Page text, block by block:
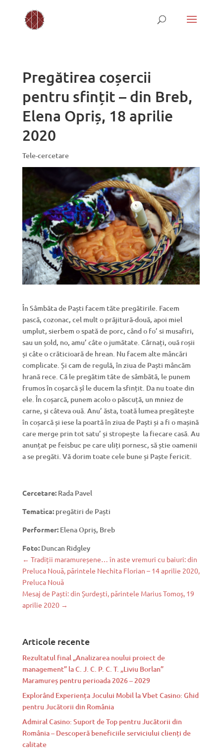
Pregătirea coșercii
pentru sfințit – din Breb,
Elena Opriș, 18 aprilie
2020
Tele-cercetare
În Sâmbăta de Paști facem tăte pregătirile. Facem
pască, cozonac, cel mult o prăjitură-două, apoi miel
umplut, sierbem o spată de porc, când o fo’ si musafiri,
sau un șold, no, amu’ câte o jumătate. Cârnați, ouă roșii
și câte o crăticioară de hrean. Nu facem alte mâncări
complicate. Și cam de regulă, în ziua de Paști mâncăm
hrană rece. Că le pregătim tăte de sâmbătă, le punem
frumos în coșarcă șî le ducem la sfințit. Da nu toate din
ele. În coșarcă, punem acolo o păscuță, un mniez de
carne, și câteva ouă. Anu’ ăsta, toată lumea pregătește
în coșarcă și iese la poartă în ziua de Paști și a fi o mașină
care merge prin tot satu’ și stropește la fiecare casă. Au
anunțat pe feisbuc pe care uliți pornesc, să știe oamenii
a se pregăti. Vă dorim toate cele bune și Paște fericit.
Cercetare:Rada Pavel
Tematica:pregătiri de Paști
Performer:Elena Opriș, Breb
Foto:Duncan Ridgley
← Tradiții maramureșene… în aste vremuri cu baiuri: din
Preluca Nouă, părintele Nechita Florian – 14 aprilie 2020,
Preluca Nouă
Mesaj de Paști: din Șurdești, părintele Marius Tomoș, 19
aprilie 2020 →
Articole recente
Rezultatul final „Analizarea noului proiect de
management” la C. J. C. P. C. T. „Liviu Borlan”
Maramureș pentru perioada 2026 – 2029
Explorând Experiența Jocului Mobil la Vbet Casino: Ghid
pentru Jucătorii din România
Admiral Casino: Suport de Top pentru Jucătorii din
România – Descoperă beneficiile serviciului clienți de
calitate